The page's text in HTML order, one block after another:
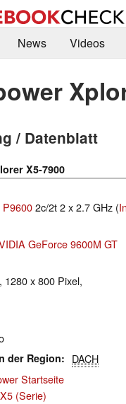
News Videos
/ Datenblatt
X5-7900
P96002c/2t 2 x 2.7 GHz (
GeForce 9600M GT
1280 x 800 Pixel,
der Region DACH
Startseite
(Serie)